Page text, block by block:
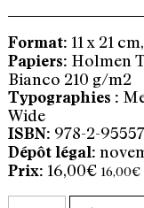
Format: 11 x 21
Papiers: Holmen
Bianco 210 g/m2
Typographies :
Wide
ISBN: 978-2-
Dépôt légal:
16,00€ 16,00€
quantité